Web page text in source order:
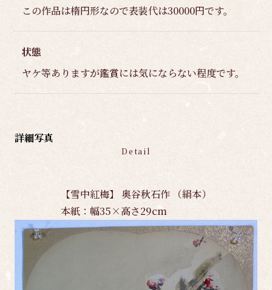
この作品は楕円形なので表装代は30000円です。
状態
ヤケ等ありますが鑑賞には気にならない程度です。
詳細写真
Detail
【雪中紅梅】 奥谷秋石作 （絹本）
本紙：幅35×高さ29cm